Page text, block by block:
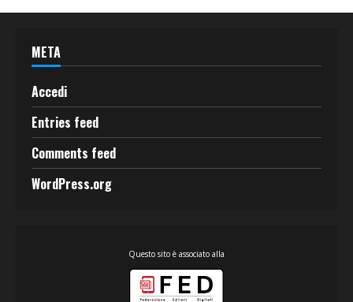
META
Accedi
Entries feed
Comments feed
WordPress.org
Questo sito è associato alla